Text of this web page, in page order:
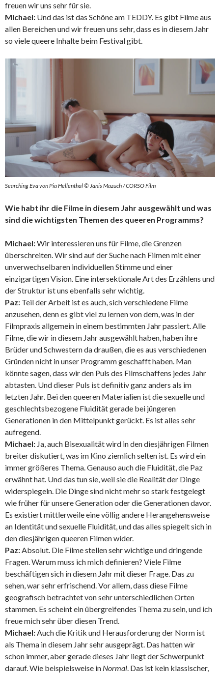
freuen wir uns sehr für sie.
Michael: Und das ist das Schöne am TEDDY. Es gibt Filme aus
allen Bereichen und wir freuen uns sehr, dass es in diesem Jahr
so viele queere Inhalte beim Festival gibt.
Searching Eva von Pia Hellenthal © Janis Mazuch / CORSO Film
Wie habt ihr die Filme in diesem Jahr ausgewählt und was
sind die wichtigsten Themen des queeren Programms?
Michael:Wir interessieren uns für Filme, die Grenzen
überschreiten. Wir sind auf der Suche nach Filmen mit einer
unverwechselbaren individuellen Stimme und einer
einzigartigen Vision. Eine intersektionale Art des Erzählens und
der Struktur ist uns ebenfalls sehr wichtig.
Paz: Teil der Arbeit ist es auch, sich verschiedene Filme
anzusehen, denn es gibt viel zu lernen von dem, was in der
Filmpraxis allgemein in einem bestimmten Jahr passiert. Alle
Filme, die wir in diesem Jahr ausgewählt haben, haben ihre
Brüder und Schwestern da draußen, die es aus verschiedenen
Gründen nicht in unser Programm geschafft haben. Man
könnte sagen, dass wir den Puls des Filmschaffens jedes Jahr
abtasten. Und dieser Puls ist definitiv ganz anders als im
letzten Jahr. Bei den queeren Materialien ist die sexuelle und
geschlechtsbezogene Fluidität gerade bei jüngeren
Generationen in den Mittelpunkt gerückt. Es ist alles sehr
aufregend.
Michael: Ja, auch Bisexualität wird in den diesjährigen Filmen
breiter diskutiert, was im Kino ziemlich selten ist. Es wird ein
immer größeres Thema. Genauso auch die Fluidität, die Paz
erwähnt hat. Und das tun sie, weil sie die Realität der Dinge
widerspiegeln. Die Dinge sind nicht mehr so stark festgelegt
wie früher für unsere Generation oder die Generationen davor.
Es existiert mittlerweile eine völlig andere Herangehensweise
an Identität und sexuelle Fluidität, und das alles spiegelt sich in
den diesjährigen queeren Filmen wider.
Paz:Absolut. Die Filme stellen sehr wichtige und dringende
Fragen. Warum muss ich mich definieren? Viele Filme
beschäftigen sich in diesem Jahr mit dieser Frage. Das zu
sehen, war sehr erfrischend. Vor allem, dass diese Filme
geografisch betrachtet von sehr unterschiedlichen Orten
stammen. Es scheint ein übergreifendes Thema zu sein, und ich
freue mich sehr über diesen Trend.
Michael:Auch die Kritik und Herausforderung der Norm ist
als Thema in diesem Jahr sehr ausgeprägt. Das hatten wir
schon immer, aber gerade dieses Jahr liegt der Schwerpunkt
darauf. Wie beispielsweise in Normal. Das ist kein klassischer,